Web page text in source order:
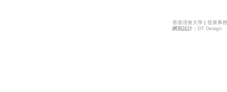
香港浸會大學 | 發展事
網頁設計： DT Design